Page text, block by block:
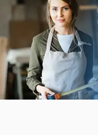
叉车 叉车